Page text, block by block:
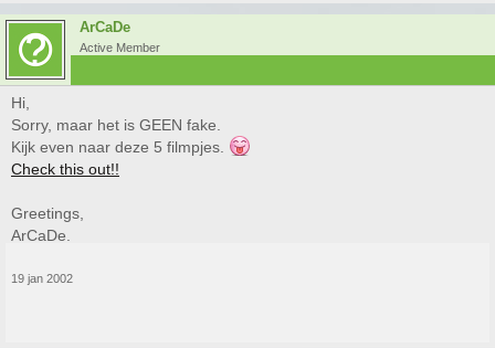
ArCaDe
Active Member
Hi,
Sorry, maar het is GEEN fake.
Kijk even naar deze 5 filmpjes.
Check this out!!
Greetings,
ArCaDe.
19 jan 2002